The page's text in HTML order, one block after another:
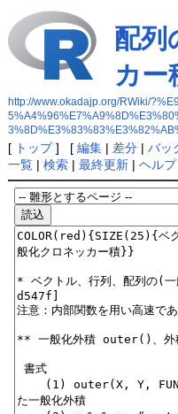
配列
カー
http://www.okadajp.org/RWiki/
[ トップ] [ 編集| 差分| バッ
一覧| 検索| 最終更新| ヘルプ